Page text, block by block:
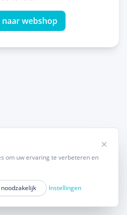
naar webshop
om uw ervaring te verbeteren en
Instellingen